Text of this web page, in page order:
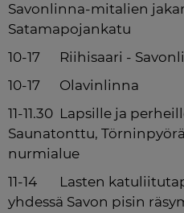
Savonlinna-mitalien
Satamapojankatu
10-17      Riihisaari -
10-17      Olavinlinna
11-11.30  Lapsille ja
Saunatonttu,
nurmialue
11-14       Lasten
yhdessä Savon pisin